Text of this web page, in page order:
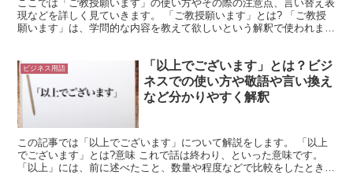
ここでは「ご教授願います」の使い方やその際の注意点、言い替え表
現などを詳しく見ていきます。 「ご教授願います」とは? 「ご教授
願います」は、学問的な内容を教えて欲しいという解釈で使われま
ビジネス用語
「以上でございます」とは？ビジ
ネスでの使い方や敬語や言い換え
など分かりやすく解釈
この記事では「以上でございます」について解説をします。 「以上
でございます」とは?意味 これで話は終わり、といった意味です。
「以上」には、前に述べたこと、数量や程度などで比較をしたときに